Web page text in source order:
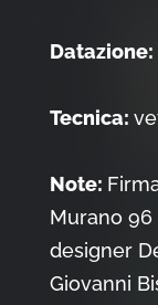
Datazione:
Tecnica:
Note:
Murano 96
designer
Giovanni